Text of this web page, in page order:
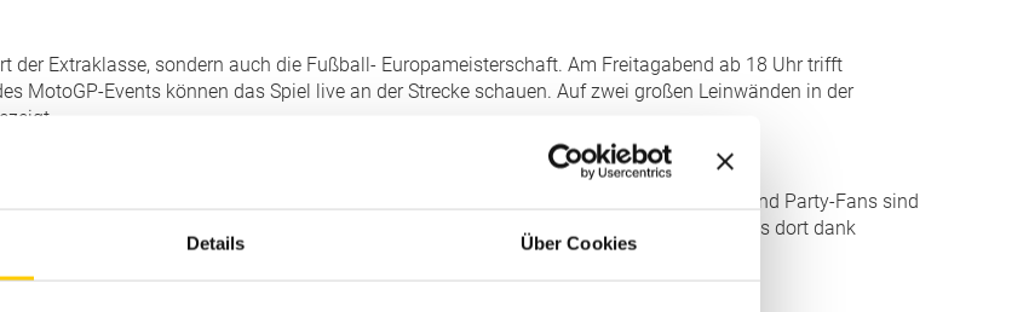
Details Über Cookies
der Extraklasse, sondern auch die Fußball- Europameisterschaft. Am Freitagabend ab 18 Uhr trifft
MotoGP-Events können das Spiel live an der Strecke schauen. Auf zwei großen Leinwänden in der
sich während des Liqui Moly Motorrad Grand Prix in eine Partymeile. Camping- und Party-Fans sind
Sachsenring-Besucher ein absoluter Pflichttermin. Übers Wochenende machen die Fans dort dank